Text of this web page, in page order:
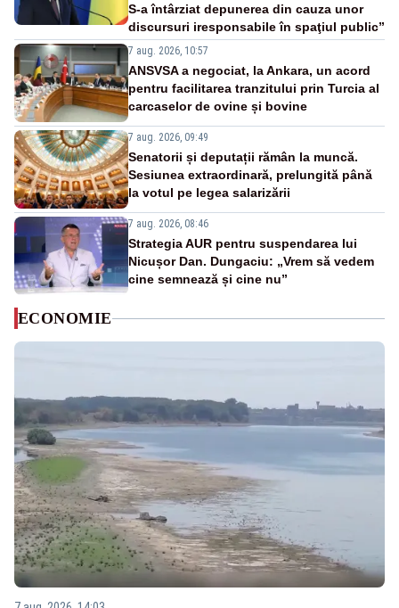
S-a întârziat depunerea din cauza unor
discursuri iresponsabile în spaţiul public”
7 aug. 2026, 10:57
ANSVSA a negociat, la Ankara, un acord
pentru facilitarea tranzitului prin Turcia al
carcaselor de ovine și bovine
7 aug. 2026, 09:49
Senatorii și deputații rămân la muncă.
Sesiunea extraordinară, prelungită până
la votul pe legea salarizării
7 aug. 2026, 08:46
Strategia AUR pentru suspendarea lui
Nicușor Dan. Dungaciu: „Vrem să vedem
cine semnează și cine nu”
ECONOMIE